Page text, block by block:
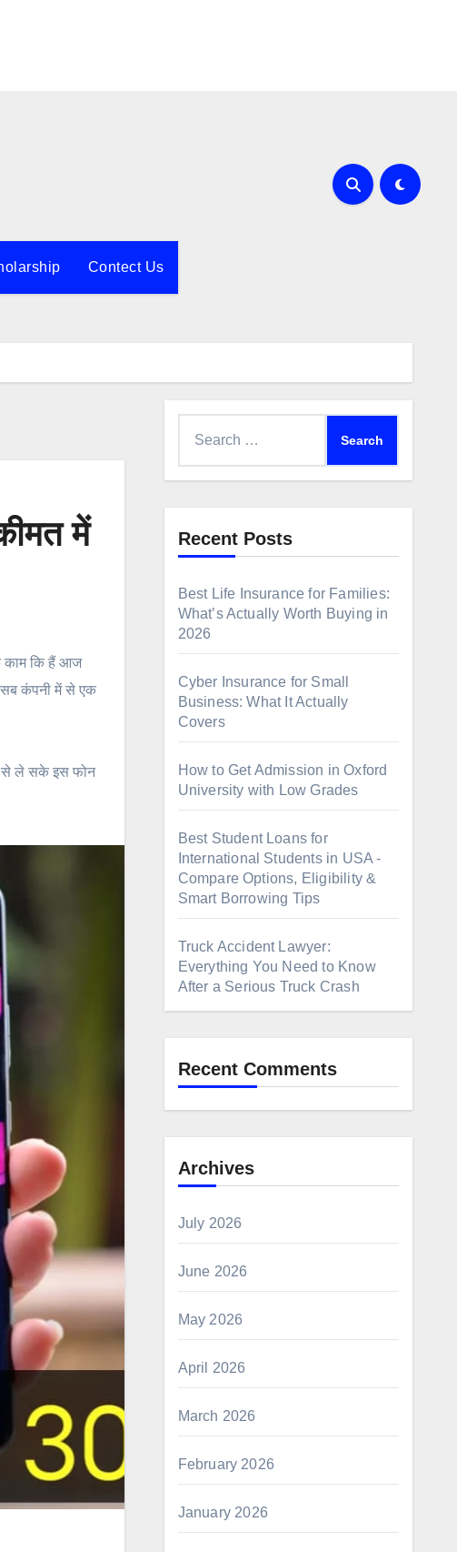
Contect Us
में
काम कि हैं आज
सब कंपनी में से एक
से ले सके इस फोन
Recent Posts
Best Life Insurance for Families:
What’s Actually Worth Buying in
2026
Cyber Insurance for Small
Business: What It Actually
Covers
How to Get Admission in Oxford
University with Low Grades
Best Student Loans for
International Students in USA -
Compare Options, Eligibility &
Smart Borrowing Tips
Truck Accident Lawyer:
Everything You Need to Know
After a Serious Truck Crash
Recent Comments
Archives
July 2026
June 2026
May 2026
April 2026
March 2026
February 2026
January 2026